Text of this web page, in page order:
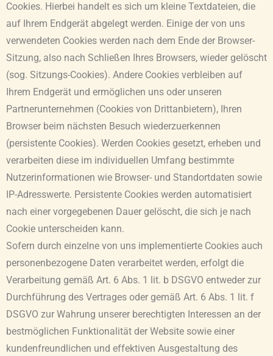
Cookies. Hierbei handelt es sich um kleine Textdateien, die
auf Ihrem Endgerät abgelegt werden. Einige der von uns
verwendeten Cookies werden nach dem Ende der Browser-
Sitzung, also nach Schließen Ihres Browsers, wieder gelöscht
(sog. Sitzungs-Cookies). Andere Cookies verbleiben auf
Ihrem Endgerät und ermöglichen uns oder unseren
Partnerunternehmen (Cookies von Drittanbietern), Ihren
Browser beim nächsten Besuch wiederzuerkennen
(persistente Cookies). Werden Cookies gesetzt, erheben und
verarbeiten diese im individuellen Umfang bestimmte
Nutzerinformationen wie Browser- und Standortdaten sowie
IP-Adresswerte. Persistente Cookies werden automatisiert
nach einer vorgegebenen Dauer gelöscht, die sich je nach
Cookie unterscheiden kann.
Sofern durch einzelne von uns implementierte Cookies auch
personenbezogene Daten verarbeitet werden, erfolgt die
Verarbeitung gemäß Art. 6 Abs. 1 lit. b DSGVO entweder zur
Durchführung des Vertrages oder gemäß Art. 6 Abs. 1 lit. f
DSGVO zur Wahrung unserer berechtigten Interessen an der
bestmöglichen Funktionalität der Website sowie einer
kundenfreundlichen und effektiven Ausgestaltung des